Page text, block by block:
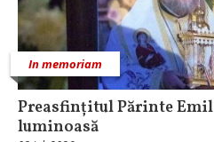
In memoriam
Preasfințitul Părinte
luminoasă